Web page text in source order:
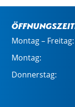
Montag – Freitag:
Montag:
Donnerstag: